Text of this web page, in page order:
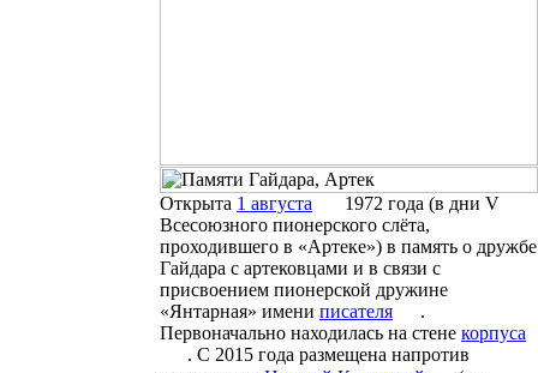
Открыта 1 августа
1972 года (в дни V
Всесоюзного пионерского слёта,
проходившего в «Артеке») в память о дружбе
Гайдара с артековцами и в связи с
присвоением пионерской дружине
«Янтарная» имени писателя
.
Первоначально находилась на стене корпуса
. С 2015 года размещена напротив